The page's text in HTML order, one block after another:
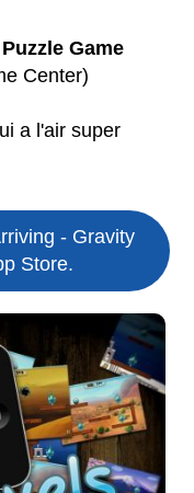
Game
Center)
a l'air super
- Gravity
Store.